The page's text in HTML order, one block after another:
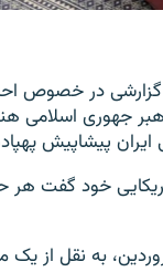
گزارشی در خصوص
که رهبر جهوری
پیشاپیش
خود گفت هر
استریت جورنال بامداد جمعه، ۲۴